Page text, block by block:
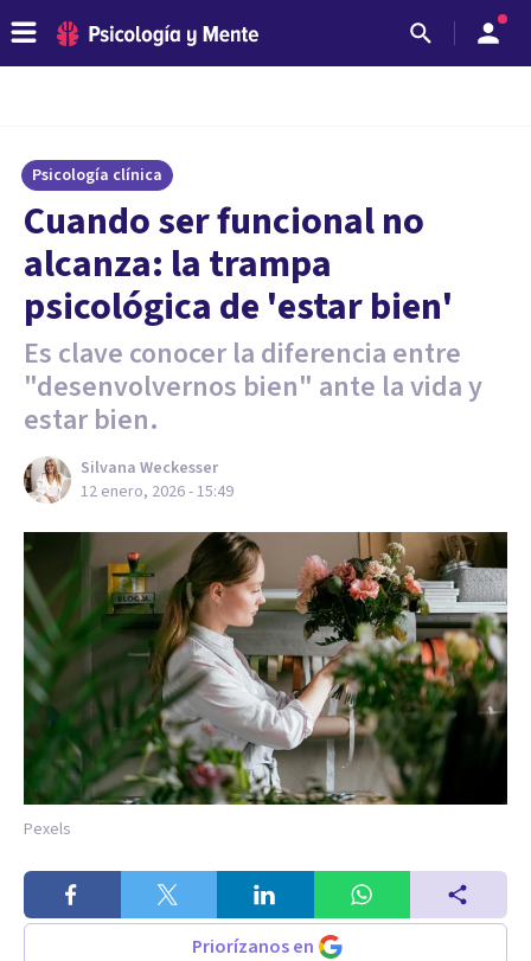
Psicología clínica
Cuando ser funcional no
alcanza: la trampa
psicológica de 'estar bien'
Es clave conocer la diferencia entre
"desenvolvernos bien" ante la vida y
estar bien.
Silvana Weckesser
12 enero, 2026 - 15:49
Pexels
Priorízanos en